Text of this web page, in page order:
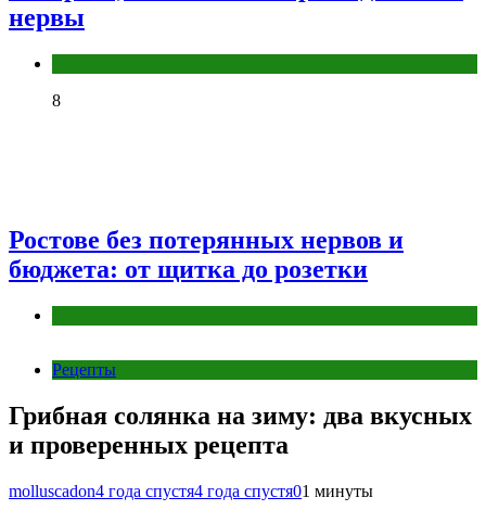
нервы
8
Ростове без потерянных нервов и
бюджета: от щитка до розетки
Рецепты
Грибная солянка на зиму: два вкусных
и проверенных рецепта
molluscadon4 года спустя4 года спустя01 минуты